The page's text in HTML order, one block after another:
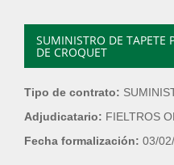
SUMINISTRO DE TAPETE
DE CROQUET
Tipo de contrato:
Adjudicatario: FIELTROS
Fecha formalización: 03/